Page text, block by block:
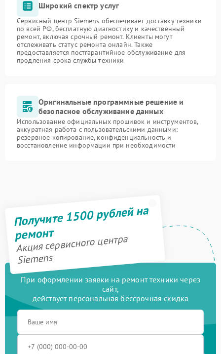
Широкий спектр услуг
Сервисный центр Siemens обеспечивает доставку техники
по всей РФ, бесплатную диагностику и качественный
ремонт, включая срочный ремонт. Клиенты могут
отслеживать статус ремонта онлайн. Также
предоставляется постгарантийное обслуживание для
продления срока службы техники
Оригинальные программные решение и
безопасное обслуживание данных
Использование официальных прошивок и инструментов,
аккуратная работа с пользовательскими данными:
резервное копирование, конфиденциальность и
восстановление информации при необходимости
Получите 1500 рублей на
ремонт
Акция сервисного центра
Siemens
При оформлении заявки на ремонт техники через
сайт,
действует персональная бессрочная скидка